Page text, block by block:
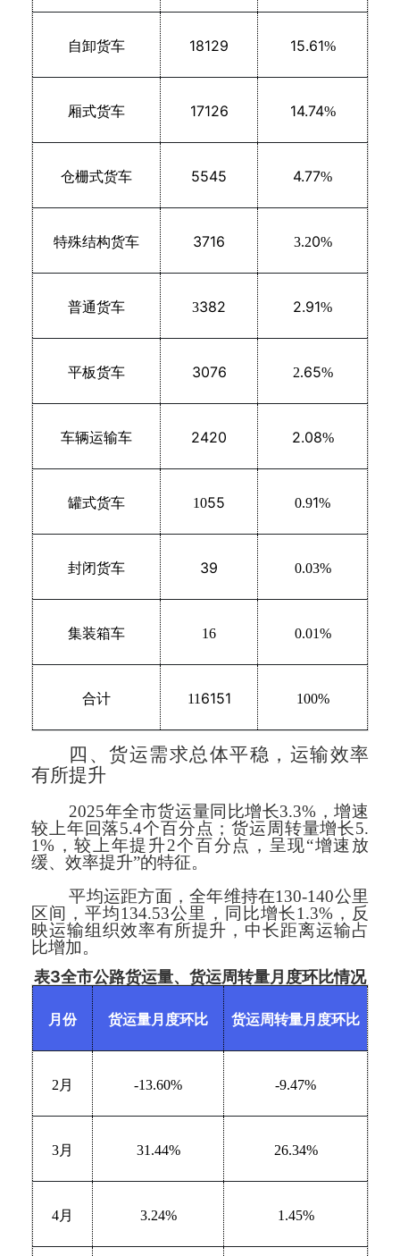
自卸货车 18129 15.61%
厢式货车 17126 14.74%
仓栅式货车 5545 4.77%
特殊结构货车 3716 3.20%
普通货车 3382 2.91%
平板货车 3076 2.65%
车辆运输车 2420 2.08%
罐式货车 1055 0.91%
封闭货车 39 0.03%
集装箱车 16 0.01%
合计 116151 100%
四、货运需求总体平稳，运输效率
有所提升
2025年全市货运量同比增长3.3%，增速
较上年回落5.4个百分点；货运周转量增长5.
1%，较上年提升2个百分点，呈现“增速放
缓、效率提升”的特征。
平均运距方面，全年维持在130-140公里
区间，平均134.53公里，同比增长1.3%，反
映运输组织效率有所提升，中长距离运输占
比增加。
表3全市公路货运量、 货运周转量月度环比情况
月份 货运量月度环比 货运周转量月度环比
2月 -13.60% -9.47%
3月 31.44% 26.34%
4月 3.24% 1.45%